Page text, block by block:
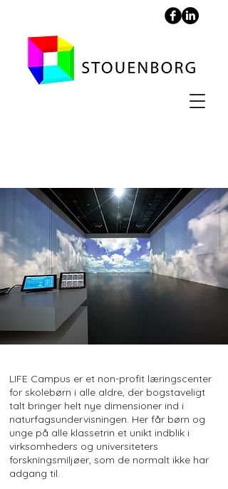
LIFE Campus er et non-profit læringscenter
for skolebørn i alle aldre, der bogstaveligt
talt bringer helt nye dimensioner ind i
naturfagsundervisningen. Her får børn og
unge på alle klassetrin et unikt indblik i
virksomheders og universiteters
forskningsmiljøer, som de normalt ikke har
adgang til.